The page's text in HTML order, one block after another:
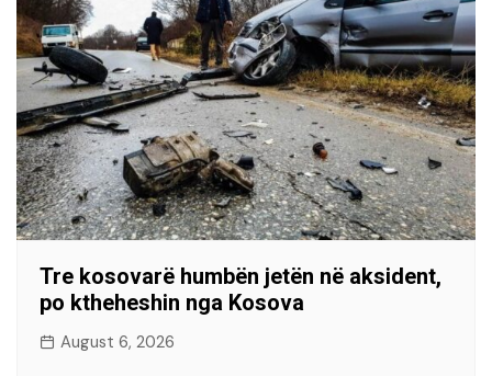
Tre kosovarë humbën jetën në aksident,
po ktheheshin nga Kosova
August 6, 2026